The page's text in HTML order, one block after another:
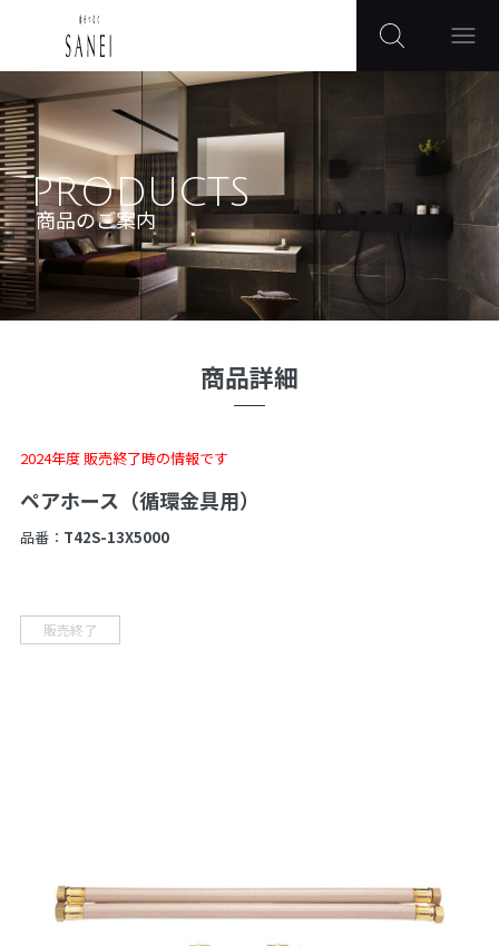
PRODUCTS
商品のご案内
商品詳細
2024年度 販売終了時の情報です
ペアホース（循環金具用）
品番： T42S-13X5000
販売終了